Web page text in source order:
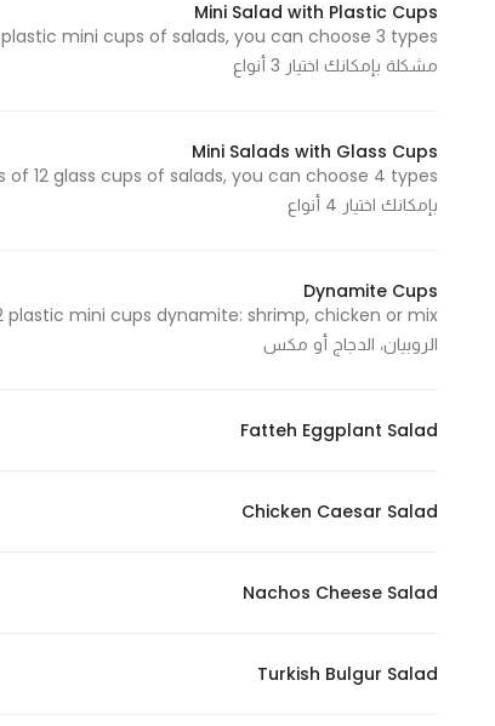
Mini Salad with Plastic Cups
مشكلة بإمكانك اختيار 3 أنواع
Mini Salads with Glass Cups
بإمكانك اختيار 4 أنواع
Dynamite Cups
الروبيان، الدجاج أو مكس
Fatteh Eggplant Salad
Chicken Caesar Salad
Nachos Cheese Salad
Turkish Bulgur Salad
refuse
these
cookies,
will
disappear
Marketing
interests and
chance of
content and